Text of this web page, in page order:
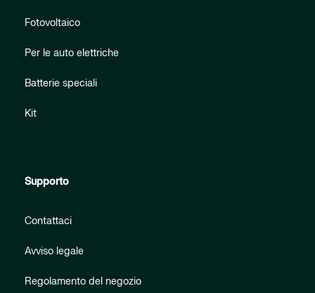
Fotovoltaico
Per le auto elettriche
Batterie speciali
Kit
Supporto
Contattaci
Avviso legale
Regolamento del negozio